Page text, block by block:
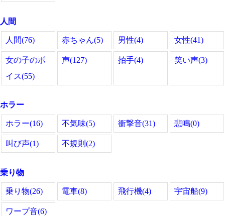
人間
人間(76) 赤ちゃん(5) 男性(4) 女性(41)
女の子のボ
イス(55)
声(127) 拍手(4) 笑い声(3)
ホラー
ホラー(16) 不気味(5) 衝撃音(31) 悲鳴(0)
叫び声(1) 不規則(2)
乗り物
乗り物(26) 電車(8) 飛行機(4) 宇宙船(9)
ワープ音(6)